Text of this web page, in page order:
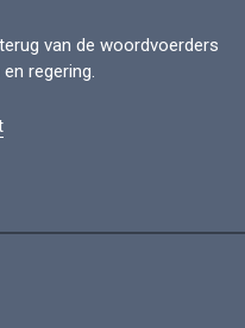
van de woordvoerders
regering.